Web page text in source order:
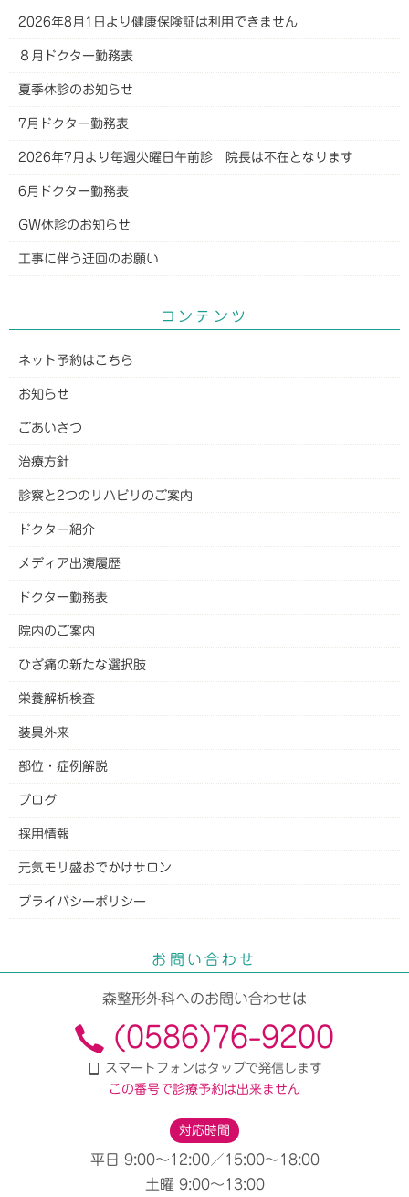
2026年8月1日より健康保険証は利用できません
８月ドクター勤務表
夏季休診のお知らせ
7月ドクター勤務表
2026年7月より毎週火曜日午前診 院長は不在となります
6月ドクター勤務表
GW休診のお知らせ
工事に伴う迂回のお願い
コンテンツ
ネット予約はこちら
お知らせ
ごあいさつ
治療方針
診察と2つのリハビリのご案内
ドクター紹介
メディア出演履歴
ドクター勤務表
院内のご案内
ひざ痛の新たな選択肢
栄養解析検査
装具外来
部位・症例解説
ブログ
採用情報
元気モリ盛おでかけサロン
プライバシーポリシー
お問い合わせ
森整形外科へのお問い合わせは
(0586)76-9200
スマートフォンはタップで発信します
この番号で診療予約は出来ません
対応時間
平日 9:00〜12:00／15:00〜18:00
土曜 9:00〜13:00